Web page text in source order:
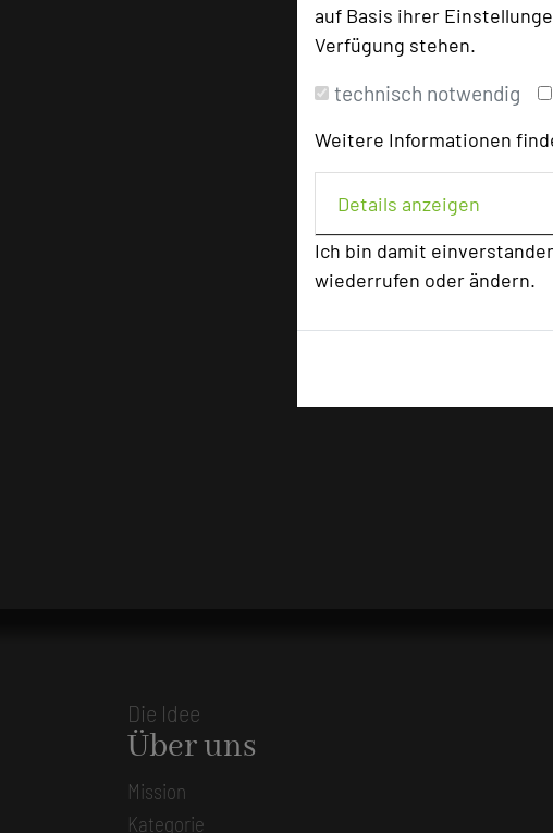
auf Basis ihrer
Verfügung stehen.
technisch notwendig
Weitere Informationen
Details anzeigen
Ich bin damit
wiederrufen oder ändern.
Die Idee
Über uns
Mission
Kategorie